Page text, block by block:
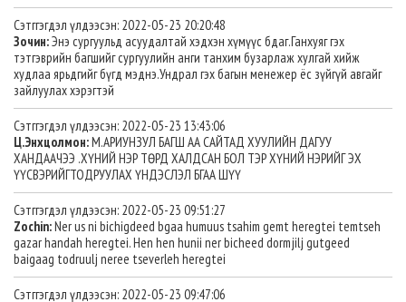
Сэтггэгдэл үлдээсэн: 2022-05-23 20:20:48
Зочин:Энэ сургуульд асуудалтай хэдхэн хүмүүс бдаг.Ганхуяг гэх
тэтгэврийн багшийг сургуулийн анги танхим бузарлаж хулгай хийж
худлаа ярьдгийг бүгд мэднэ.Ундрал гэх багын менежер ёс зүйгүй авгайг
зайлуулах хэрэгтэй
Сэтггэгдэл үлдээсэн: 2022-05-23 13:43:06
Ц.Энхцолмон:М.АРИУНЗУЛ БАГШ АА САЙТАД ХУУЛИЙН ДАГУУ
ХАНДААЧЭЭ .ХҮНИЙ НЭР ТӨРД ХАЛДСАН БОЛ ТЭР ХҮНИЙ НЭРИЙГ ЭХ
ҮҮСВЭРИЙГТОДРУУЛАХ ҮНДЭСЛЭЛ БГАА ШҮҮ
Сэтггэгдэл үлдээсэн: 2022-05-23 09:51:27
Zochin:Ner us ni bichigdeed bgaa humuus tsahim gemt heregtei temtseh
gazar handah heregtei. Hen hen hunii ner bicheed dormjilj gutgeed
baigaag todruulj neree tseverleh heregtei
Сэтггэгдэл үлдээсэн: 2022-05-23 09:47:06